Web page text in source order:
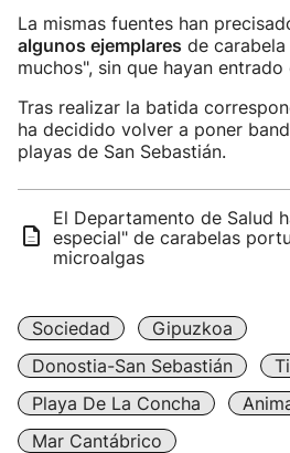
La mismas fuentes han
algunos ejemplares de
muchos", sin que hayan
Tras realizar la batida
ha decidido volver a poner
playas de San Sebastián.
El Departamento de Salud
especial" de carabelas
microalgas
Sociedad
Gipuzkoa
Donostia-San Sebastián
Playa De La Concha
Mar Cantábrico